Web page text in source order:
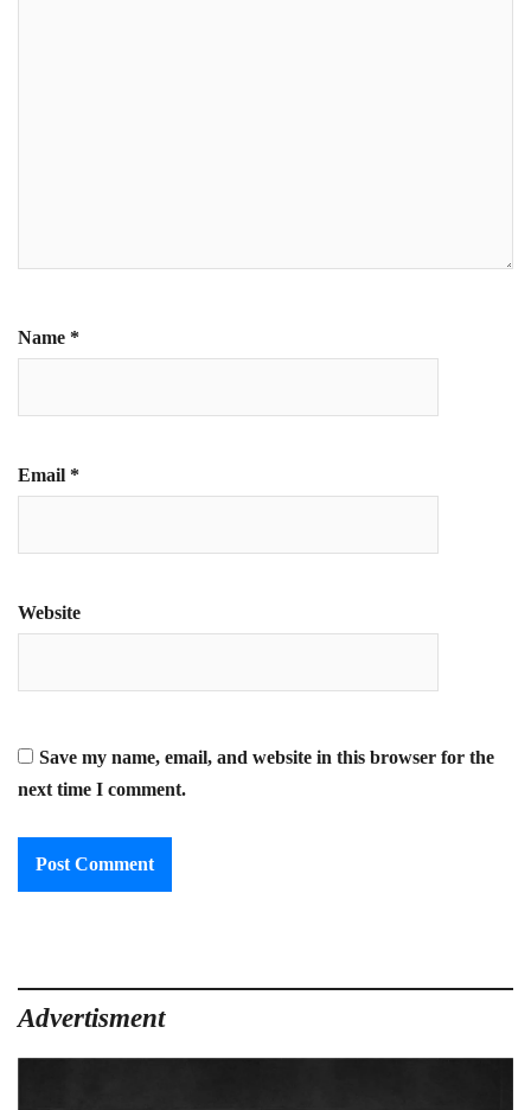
Name *
Email *
Website
Save my name, email, and website in this browser for the
next time I comment.
Advertisment